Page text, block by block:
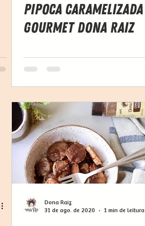
Pipoca Caramelizada
Gourmet Dona Raiz
Dona Raiz
31 de ago. de 2020
1 min de leitura